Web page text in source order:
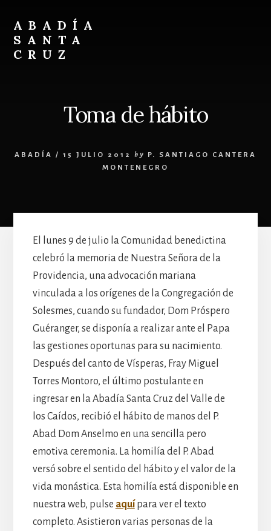
content
footer
ABADÍA
SANTA
CRUZ
Toma de hábito
ABADÍA / 15 JULIO 2012 by
P. SANTIAGO CANTERA
MONTENEGRO
El lunes 9 de julio la Comunidad benedictina
celebró la memoria de Nuestra Señora de la
Providencia, una advocación mariana
vinculada a los orígenes de la Congregación de
Solesmes, cuando su fundador, Dom Próspero
Guéranger, se disponía a realizar ante el Papa
las gestiones oportunas para su nacimiento.
Después del canto de Vísperas, Fray Miguel
Torres Montoro, el último postulante en
ingresar en la Abadía Santa Cruz del Valle de
los Caídos, recibió el hábito de manos del P.
Abad Dom Anselmo en una sencilla pero
emotiva ceremonia. La homilía del P. Abad
versó sobre el sentido del hábito y el valor de la
vida monástica. Esta homilía está disponible en
nuestra web, pulse aquípara ver el texto
completo. Asistieron varias personas de la